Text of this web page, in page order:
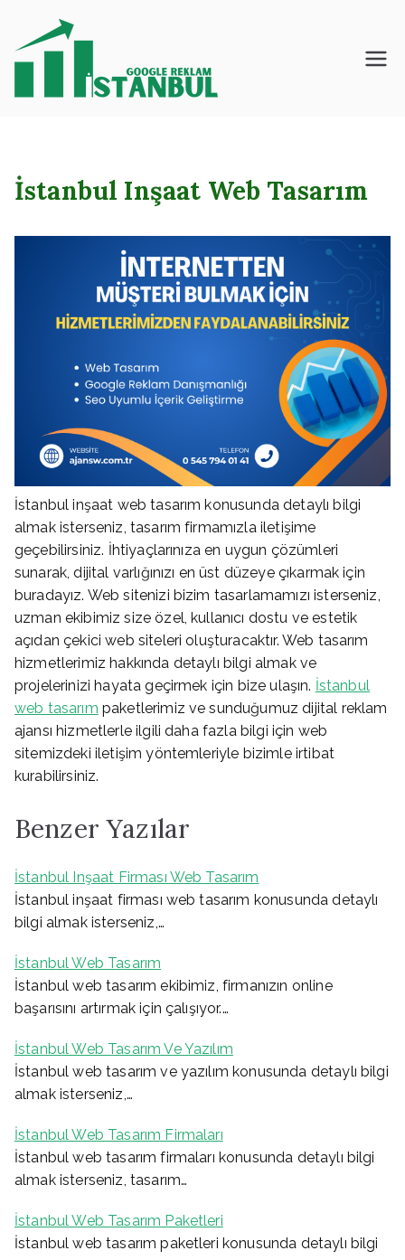
İstanbul – Google
İstanbul Inşaat Web Tasarım
İstanbul inşaat web tasarım konusunda detaylı bilgi
almak isterseniz, tasarım firmamızla iletişime
geçebilirsiniz. İhtiyaçlarınıza en uygun çözümleri
sunarak, dijital varlığınızı en üst düzeye çıkarmak için
buradayız. Web sitenizi bizim tasarlamamızı isterseniz,
uzman ekibimiz size özel, kullanıcı dostu ve estetik
açıdan çekici web siteleri oluşturacaktır. Web tasarım
hizmetlerimiz hakkında detaylı bilgi almak ve
projelerinizi hayata geçirmek için bize ulaşın. İstanbul
web tasarım paketlerimiz ve sunduğumuz dijital reklam
ajansı hizmetlerle ilgili daha fazla bilgi için web
sitemizdeki iletişim yöntemleriyle bizimle irtibat
kurabilirsiniz.
Benzer Yazılar
İstanbul Inşaat Firması Web Tasarım
İstanbul inşaat firması web tasarım konusunda detaylı
bilgi almak isterseniz,…
İstanbul Web Tasarım
İstanbul web tasarım ekibimiz, firmanızın online
başarısını artırmak için çalışıyor.…
İstanbul Web Tasarım Ve Yazılım
İstanbul web tasarım ve yazılım konusunda detaylı bilgi
almak isterseniz,…
İstanbul Web Tasarım Firmaları
İstanbul web tasarım firmaları konusunda detaylı bilgi
almak isterseniz, tasarım…
İstanbul Web Tasarım Paketleri
İstanbul web tasarım paketleri konusunda detaylı bilgi